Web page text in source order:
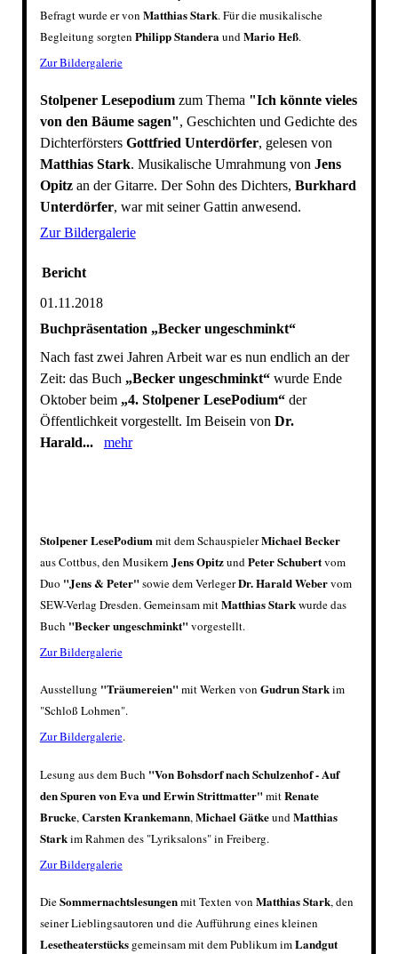
Befragt wurde er von Matthias Stark. Für die musikalische
Begleitung sorgten Philipp StanderaundMario Heß.
Zur Bildergalerie
Stolpener Lesepodium zum Thema "Ich könnte vieles
von den Bäume sagen", Geschichten und Gedichte des
Dichterförsters Gottfried Unterdörfer, gelesen von
Matthias Stark. Musikalische Umrahmung von Jens
Opitzan der Gitarre. Der Sohn des Dichters, Burkhard
Unterdörfer, war mit seiner Gattin anwesend.
Zur Bildergalerie
Bericht
01.11.2018
Buchpräsentation „Becker ungeschminkt“
Nach fast zwei Jahren Arbeit war es nun endlich an der
Zeit: das Buch „Becker ungeschminkt“wurde Ende
Oktober beim „4. Stolpener LesePodium“der
Öffentlichkeit vorgestellt. Im Beisein von Dr.
Harald...
mehr
Stolpener LesePodiummit dem SchauspielerMichael Becker
aus Cottbus, den Musikern Jens OpitzundPeter Schubertvom
Duo "Jens & Peter" sowie dem VerlegerDr. Harald Webervom
SEW-Verlag Dresden. Gemeinsam mitMatthias Starkwurde das
Buch "Becker ungeschminkt" vorgestellt.
Zur Bildergalerie
Ausstellung "Träumereien" mit Werken von Gudrun Starkim
"Schloß Lohmen".
Zur Bildergalerie.
Lesung aus dem Buch "Von Bohsdorf nach Schulzenhof - Auf
den Spuren von Eva und Erwin Strittmatter" mitRenate
Brucke,Carsten Krankemann,Michael GätkeundMatthias
Starkim Rahmen des "Lyriksalons" in Freiberg.
Zur Bildergalerie
DieSommernachtslesungenmit Texten von Matthias Stark, den
seiner Lieblingsautoren und die Aufführung eines kleinen
Lesetheaterstücks gemeinsam mit dem PublikumimLandgut